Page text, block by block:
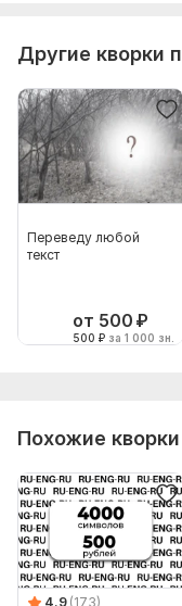
Другие кворки
Переведу любой
текст
от 500 ₽
500 ₽ за 1 000 зн.
Похожие кворки
4.9 (173)